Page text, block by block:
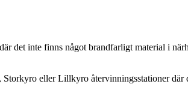
det inte finns något brandfarligt material i
eller Lillkyro återvinningsstationer där